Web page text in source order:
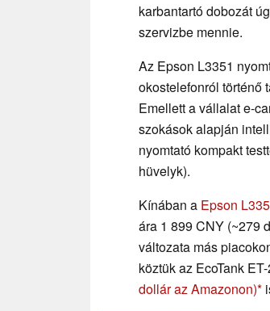
karbantartó dobozát
szervizbe mennie.
Az Epson L3351
okostelefonról történő
Emellett a vállalat e-
szokások alapján
nyomtató kompakt
hüvelyk).
Kínában a Epson
ára 1 899 CNY (~279
változata más
köztük az EcoTank
dollár az Amazonon)